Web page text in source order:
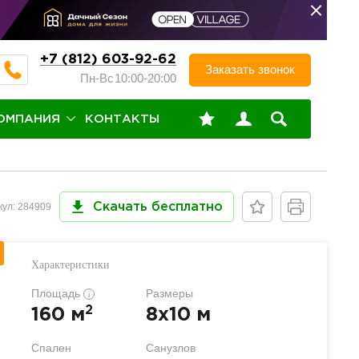
+7 (812) 603-92-62
Пн-Вс10:00-20:00
Заказать звонок
КОНТАКТЫ
284909 Скачать бесплатно
Характеристики
Площадь i
160 м2
Размеры
8x10 м
Спален Санузлов